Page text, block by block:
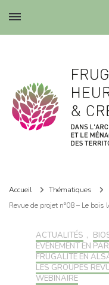
Frugalité dans l'architecture et le
Accueil Thématiques
Revue de projet n°08 – Le
ACTUALITÉS ,
EVÉNEMENT EN
FRUGALITÉ EN
LES GROUPES
WEBINAIRE